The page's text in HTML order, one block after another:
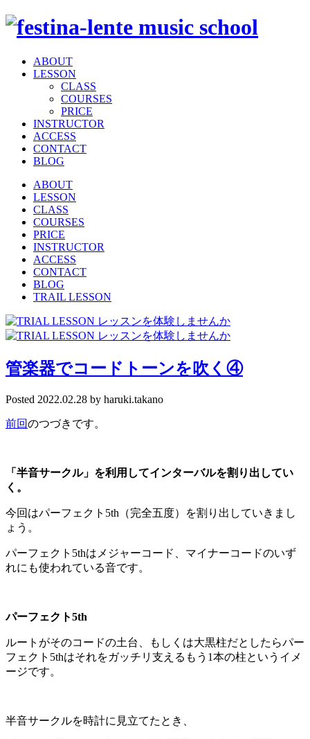
ABOUT
LESSON
CLASS
COURSES
PRICE
INSTRUCTOR
ACCESS
CONTACT
BLOG
ABOUT
LESSON
CLASS
COURSES
PRICE
INSTRUCTOR
ACCESS
CONTACT
BLOG
TRAIL LESSON
管楽器でコードトーンを吹く④
Posted 2022.02.28 by haruki.takano
前回のつづきです。
「半音サークル」を利用してインターバルを割り出してい
く。
今回はパーフェクト5th（完全五度）を割り出していきまし
ょう。
パーフェクト5thはメジャーコード、マイナーコードのいず
れにも使われている音です。
パーフェクト5th
ルートがそのコードの土台、もしくは大黒柱だとしたらパー
フェクト5thはそれをガッチリ支えるもう1本の柱というイメ
ージです。
半音サークルを時計に見立てたとき、